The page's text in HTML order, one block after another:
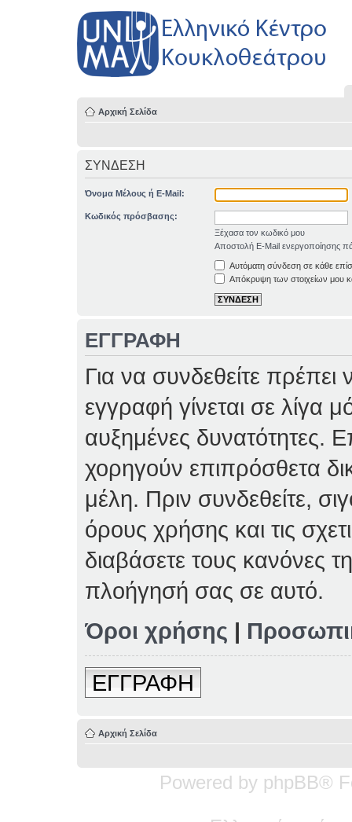
Αρχική Σελίδα
ΣΥΝΔΕΣΗ
Όνομα Μέλους ή E-Mail:
Κωδικός πρόσβασης:
Ξέχασα τον κωδικό μου
Αποστολή E-Mail ενεργοποίησης
Αυτόματη σύνδεση σε κάθε
Απόκρυψη των στοιχείων μου
ΕΓΓΡΑΦΗ
Για να συνδεθείτε
εγγραφή γίνεται σε λίγα
αυξημένες δυνατότητες.
χορηγούν επιπρόσθετα
μέλη. Πριν συνδεθείτε,
όρους χρήσης και τις
διαβάσετε τους κανόνες
πλοήγησή σας σε αυτό.
Όροι χρήσης |
ΕΓΓΡΑΦΗ
Αρχική Σελίδα
Powered by phpBB®